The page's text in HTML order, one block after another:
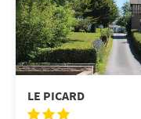
LE PICARD